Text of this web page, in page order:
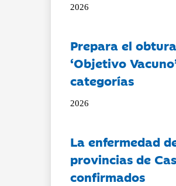
2026
Prepara el
‘Objetivo
categorías
2026
La enfermedad
provincias de
confirmados